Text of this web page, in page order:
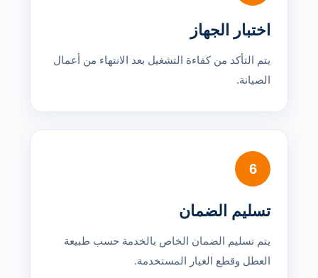
اختبار الجهاز
يتم التأكد من كفاءة التشغيل بعد الانتهاء من أعمال
الصيانة.
6
تسليم الضمان
يتم تسليم الضمان الخاص بالخدمة حسب طبيعة
العطل وقطع الغيار المستخدمة.